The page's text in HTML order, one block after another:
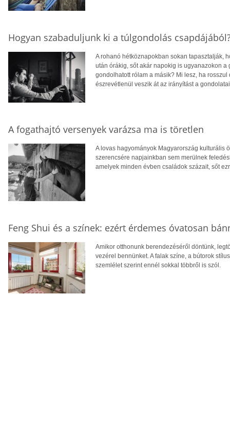
Hogyan szabaduljunk ki a túlgondolás
A rohanó hétköznapokban sokan tapasztalják,
után órákig, sőt akár napokig is ugyanazokon
gondolhatott rólam a másik? Mi lesz, ha
észrevétlenül veszik át az irányítást a
A fogathajtó versenyek varázsa ma is töretlen
A lovas hagyományok Magyarország kulturális
szerencsére napjainkban sem merülnek
amelyek minden évben családok százait, sőt
Feng Shui és a színek: ezért érdemes óvatosan
Amikor otthonunk berendezéséről döntünk,
vezérel bennünket. A falak színe, a bútorok
szemlélet szerint ennél sokkal többről is szól.